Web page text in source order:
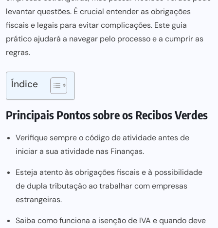
levantar questões. É crucial entender as obrigações
fiscais e legais para evitar complicações. Este guia
prático ajudará a navegar pelo processo e a cumprir as
regras.
Índice
Principais Pontos sobre os Recibos Verdes
Verifique sempre o código de atividade antes de
iniciar a sua atividade nas Finanças.
Esteja atento às obrigações fiscais e à possibilidade
de dupla tributação ao trabalhar com empresas
estrangeiras.
Saiba como funciona a isenção de IVA e quando deve